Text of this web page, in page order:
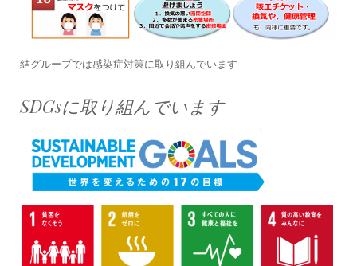
結グループでは感染症対策に取り組んでいます
SDGsに取り組んでいます